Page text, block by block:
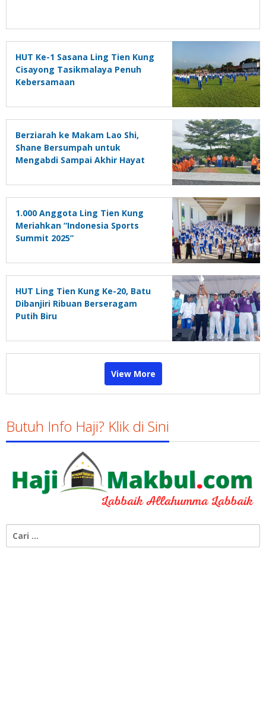
HUT Ke-1 Sasana Ling Tien Kung
Cisayong Tasikmalaya Penuh
Kebersamaan
Berziarah ke Makam Lao Shi,
Shane Bersumpah untuk
Mengabdi Sampai Akhir Hayat
1.000 Anggota Ling Tien Kung
Meriahkan “Indonesia Sports
Summit 2025”
HUT Ling Tien Kung Ke-20, Batu
Dibanjiri Ribuan Berseragam
Putih Biru
View More
Butuh Info Haji? Klik di Sini
untuk: